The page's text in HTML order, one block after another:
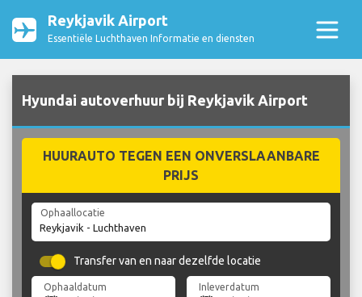
Reykjavik Airport
Essentiële Luchthaven Informatie en diensten
Hyundai autoverhuur bij Reykjavik Airport
HUURAUTO TEGEN EEN ONVERSLAANBARE
PRIJS
Ophaallocatie
Transfer van en naar dezelfde locatie
Ophaaldatum Inleverdatum